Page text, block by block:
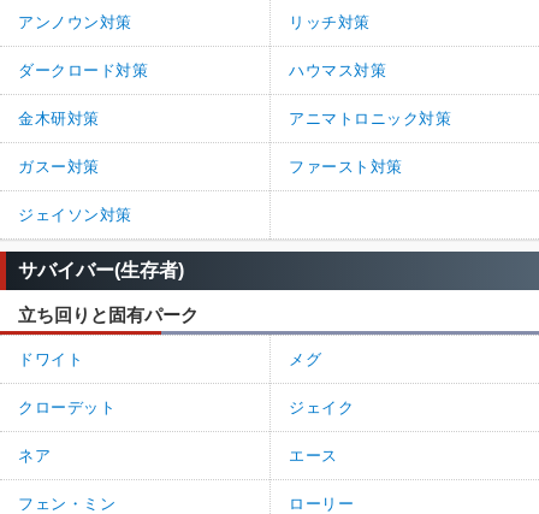
アンノウン対策 リッチ対策
ダークロード対策 ハウマス対策
金木研対策 アニマトロニック対策
ガスー対策 ファースト対策
ジェイソン対策
サバイバー(生存者)
立ち回りと固有パーク
ドワイト メグ
クローデット ジェイク
ネア エース
フェン・ミン ローリー